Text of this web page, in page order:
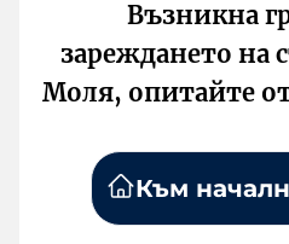
Възникна
зареждането на
Моля, опитайте
Към